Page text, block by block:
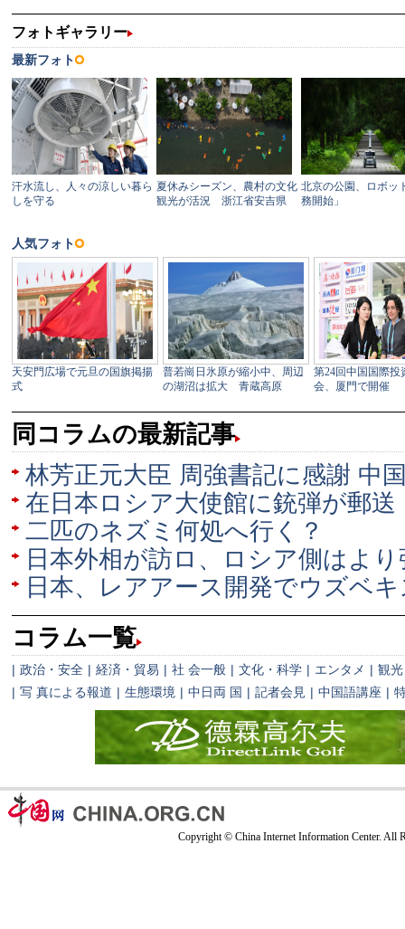
同コラムの最新記事
林芳正元大臣 周強書記に感謝 中
在日本ロシア大使館に銃弾が郵送
二匹のネズミ何処へ行く？
日本外相が訪ロ、ロシア側はよ
日本、レアアース開発でウズベ
コラム一覧
| 政治・安全 | 経済・貿易 | 社 会一般 | 文化・科学 | エンタメ | 観光
| 写 真による報道 | 生態環境 | 中日両 国 | 記者会見 | 中国語講座 |